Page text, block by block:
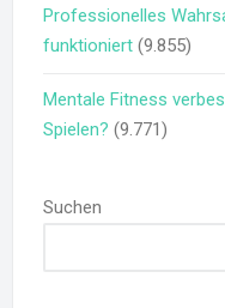
Professionelles
funktioniert (9.855)
Mentale Fitness
Spielen? (9.771)
Suchen